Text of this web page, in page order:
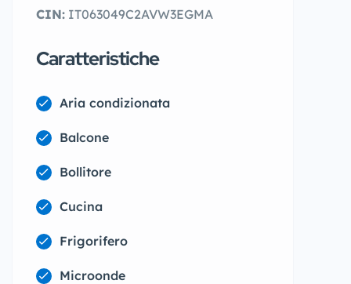
CIN: IT063049C2AVW3EGMA
Caratteristiche
Aria condizionata
Balcone
Bollitore
Cucina
Frigorifero
Microonde